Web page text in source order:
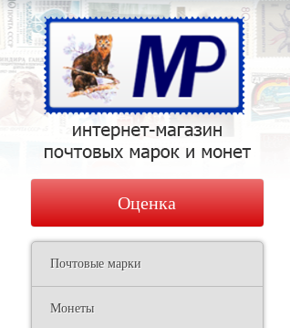
Оценка
Почтовые марки
Монеты